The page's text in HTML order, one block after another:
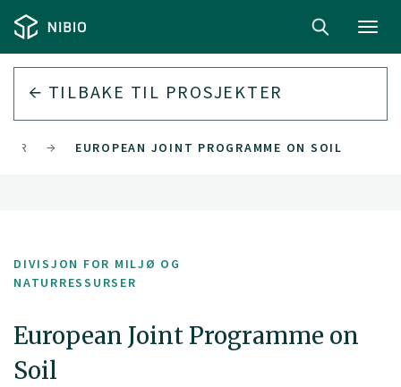
TILBAKE TIL PROSJEKTER
EUROPEAN JOINT PROGRAMME ON SOIL
DIVISJON FOR MILJØ OG
NATURRESSURSER
European Joint Programme on
Soil